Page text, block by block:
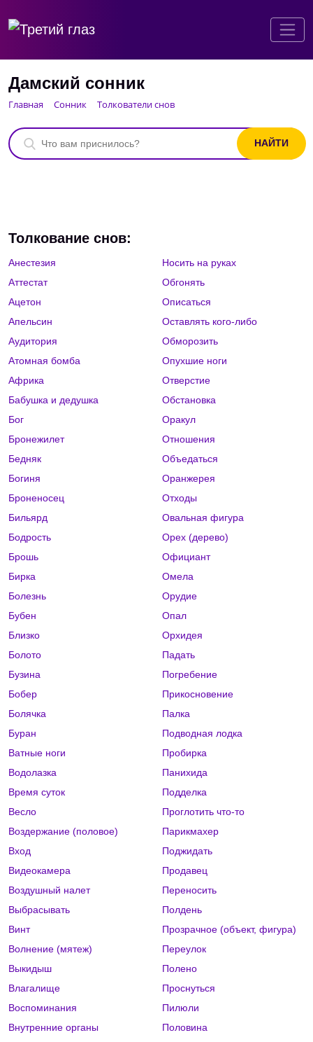
Дамский сонник
Главная Сонник Толкователи снов
Толкование снов:
Анестезия
Аттестат
Ацетон
Апельсин
Аудитория
Атомная бомба
Африка
Бабушка и дедушка
Бог
Бронежилет
Бедняк
Богиня
Броненосец
Бильярд
Бодрость
Брошь
Бирка
Болезнь
Бубен
Близко
Болото
Бузина
Бобер
Болячка
Буран
Ватные ноги
Водолазка
Время суток
Весло
Воздержание (половое)
Вход
Видеокамера
Воздушный налет
Выбрасывать
Винт
Волнение (мятеж)
Выкидыш
Влагалище
Воспоминания
Внутренние органы
Носить на руках
Обгонять
Описаться
Оставлять кого-либо
Обморозить
Опухшие ноги
Отверстие
Обстановка
Оракул
Отношения
Объедаться
Оранжерея
Отходы
Овальная фигура
Орех (дерево)
Официант
Омела
Орудие
Опал
Орхидея
Падать
Погребение
Прикосновение
Палка
Подводная лодка
Пробирка
Панихида
Подделка
Проглотить что-то
Парикмахер
Поджидать
Продавец
Переносить
Полдень
Прозрачное (объект, фигура)
Переулок
Полено
Проснуться
Пилюли
Половина